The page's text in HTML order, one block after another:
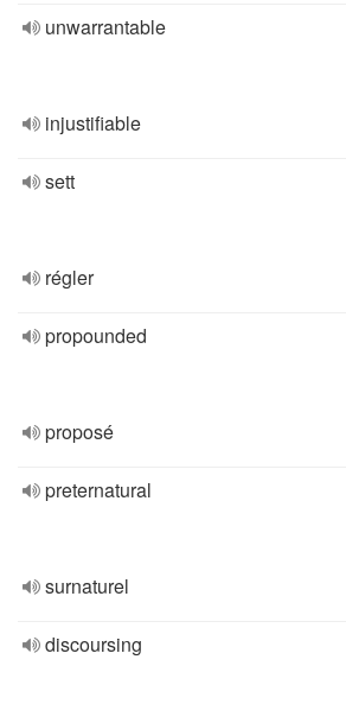
unwarrantable
injustifiable
sett
régler
propounded
proposé
preternatural
surnaturel
discoursing